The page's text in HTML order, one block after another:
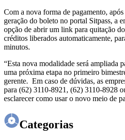
Com a nova forma de pagamento,
geração do boleto no portal Sitpass, a
opção de abrir um link para quitação
créditos liberados automaticamente,
minutos.
“Esta nova modalidade será ampliada
uma próxima etapa no primeiro
gerente. Em caso de dúvidas, as
para (62) 3110-8921, (62) 3110-8928
esclarecer como usar o novo meio de
Categorias